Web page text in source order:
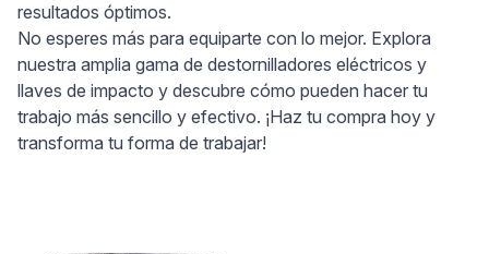
resultados óptimos.
No esperes más para equiparte con lo mejor. Explora
nuestra amplia gama de destornilladores eléctricos y
llaves de impacto y descubre cómo pueden hacer tu
trabajo más sencillo y efectivo. ¡Haz tu compra hoy y
transforma tu forma de trabajar!